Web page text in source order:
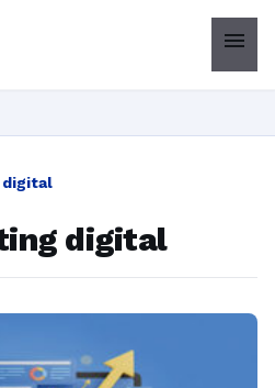
menu
digital
digital